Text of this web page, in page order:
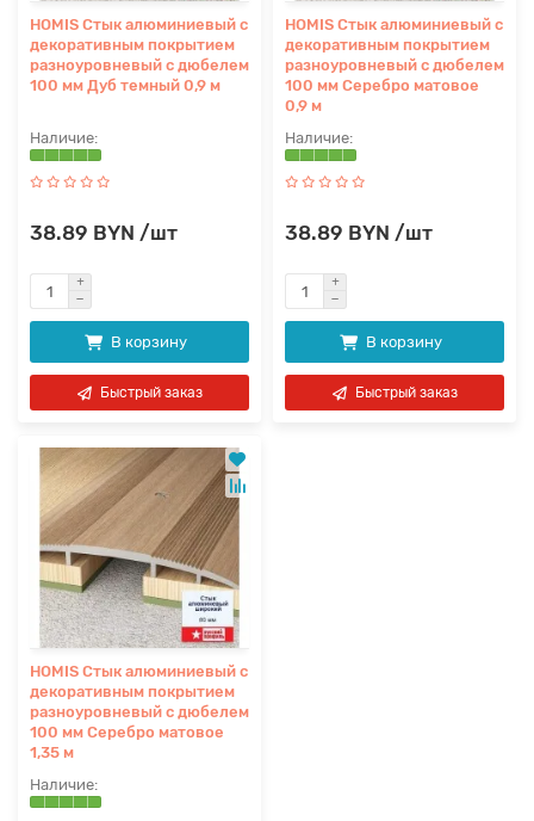
HOMIS Стык алюминиевый с
декоративным покрытием
разноуровневый с дюбелем
100 мм Дуб темный 0,9 м
38.89 BYN /шт
В корзину
Быстрый заказ
HOMIS Стык алюминиевый с
декоративным покрытием
разноуровневый с дюбелем
100 мм Серебро матовое
0,9 м
38.89 BYN /шт
В корзину
Быстрый заказ
HOMIS Стык алюминиевый с
декоративным покрытием
разноуровневый с дюбелем
100 мм Серебро матовое
1,35 м